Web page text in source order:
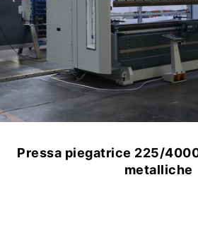
Pressa piegatrice 275/
elettrici